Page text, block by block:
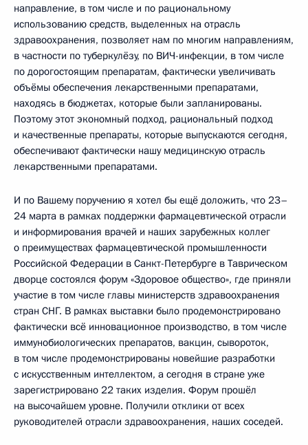
направление, в том числе и по рациональному
использованию средств, выделенных на отрасль
здравоохранения, позволяет нам по многим направлениям,
в частности по туберкулёзу, по ВИЧ-инфекции, в том числе
по дорогостоящим препаратам, фактически увеличивать
объёмы обеспечения лекарственными препаратами,
находясь в бюджетах, которые были запланированы.
Поэтому этот экономный подход, рациональный подход
и качественные препараты, которые выпускаются сегодня,
обеспечивают фактически нашу медицинскую отрасль
лекарственными препаратами.
И по Вашему поручению я хотел бы ещё доложить, что 23–
24 марта в рамках поддержки фармацевтической отрасли
и информирования врачей и наших зарубежных коллег
о преимуществах фармацевтической промышленности
Российской Федерации в Санкт-Петербурге в Таврическом
дворце состоялся форум «Здоровое общество», где приняли
участие в том числе главы министерств здравоохранения
стран СНГ. В рамках выставки было продемонстрировано
фактически всё инновационное производство, в том числе
иммунобиологических препаратов, вакцин, сывороток,
в том числе продемонстрированы новейшие разработки
с искусственным интеллектом, а сегодня в стране уже
зарегистрировано 22 таких изделия. Форум прошёл
на высочайшем уровне. Получили отклики от всех
руководителей отрасли здравоохранения, наших соседей.